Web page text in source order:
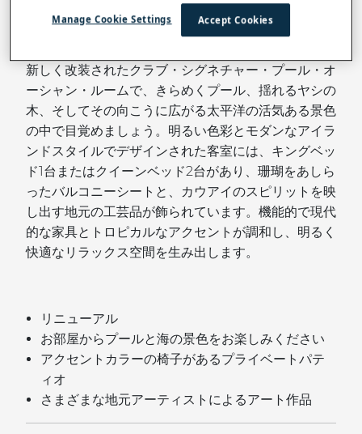
新しく改装されたクラブ・シグネチャー・プール・オ
ーシャン・ルームで、きらめくプール、揺れるヤシの
木、そしてその向こうに広がる太平洋の活気ある景色
の中で目覚めましょう。明るい色彩とモダンなアイラ
ンドスタイルでデザインされた客室には、キングベッ
ド1台またはクイーンベッド2台があり、珊瑚をあしら
ったバルコニーシートと、カウアイのスピリットを映
し出す地元の工芸品が飾られています。機能的で現代
的な家具とトロピカルなアクセントが調和し、明るく
快適なリラックス空間を生み出します。
リニューアル
お部屋からプールと海の景色をお楽しみください
アクセントカラーの椅子があるプライベートパテ
ィオ
さまざまな地元アーティストによるアート作品
Accept Cookies
Manage Cookie Settings